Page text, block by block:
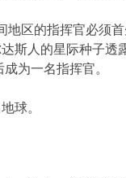
区的指挥官必须
斯人的星际种子透
为一名指挥官。
球。